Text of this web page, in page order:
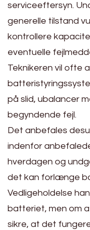
serviceeftersyn.
generelle tilstand
kontrollere
eventuelle
Teknikeren vil ofte
på slid, ubalancer
begyndende fejl.
Det anbefales
indenfor
hverdagen og
det kan forlænge
Vedligeholdelse
batteriet, men om
sikre, at det